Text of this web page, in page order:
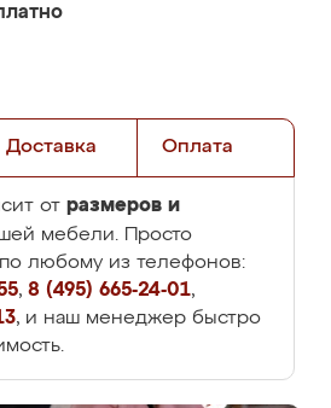
Доставка Оплата
от размеров и
мебели. Просто
любому из телефонов:
, 8 (495) 665-24-01,
, и наш менеджер быстро